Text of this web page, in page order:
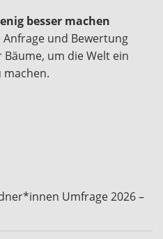
besser machen
und Bewertung
um die Welt ein
machen.
Umfrage 2026 –